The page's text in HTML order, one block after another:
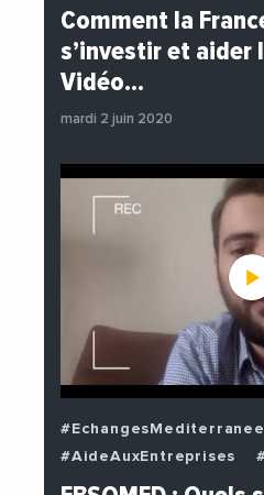
#PhotosEtVideos
Comment la
s’investir et aider
Vidéo…
mardi 2 juin 2020
#AideAuxEntreprises
#BuzzNews
#Decideurs